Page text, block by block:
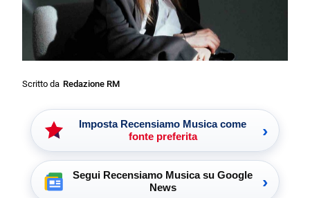
Scritto da Redazione RM
Imposta Recensiamo Musica come
fonte preferita
›
Segui Recensiamo Musica su Google
News
›